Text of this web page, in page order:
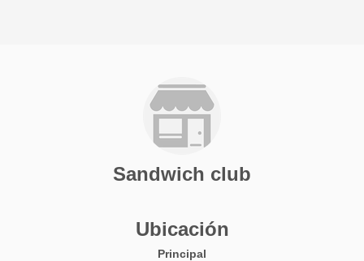
Sandwich club
Ubicación
Principal